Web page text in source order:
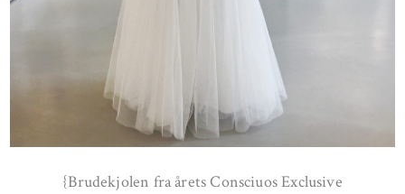
{Brudekjolen fra årets Consciuos Exclusive